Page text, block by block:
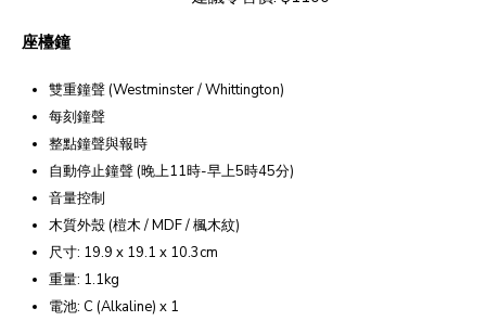
座檯鐘
雙重鐘聲 (Westminster / Whittington)
每刻鐘聲
整點鐘聲與報時
自動停止鐘聲 (晚上11時-早上5時45分)
音量控制
木質外殼 (榿木 / MDF / 楓木紋)
尺寸: 19.9 x 19.1 x 10.3cm
重量: 1.1kg
電池: C (Alkaline) x 1